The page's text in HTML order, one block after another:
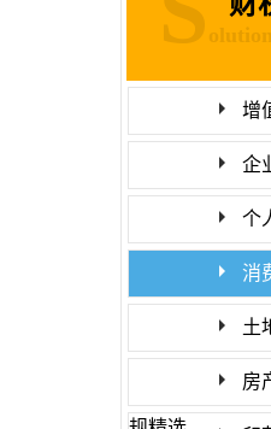
增
企
个
消
土
房